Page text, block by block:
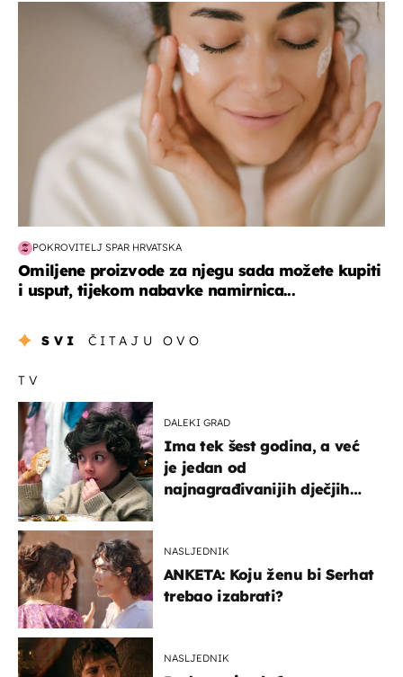
moda & ljepota
POKROVITELJ SPAR HRVATSKA
Omiljene proizvode za njegu sada možete kupiti
i usput, tijekom nabavke namirnica...
SVI ČITAJU OVO
TV
DALEKI GRAD
Ima tek šest godina, a već
je jedan od
najnagrađivanijih dječjih
NASLJEDNIK
ANKETA: Koju ženu bi Serhat
trebao izabrati?
NASLJEDNIK